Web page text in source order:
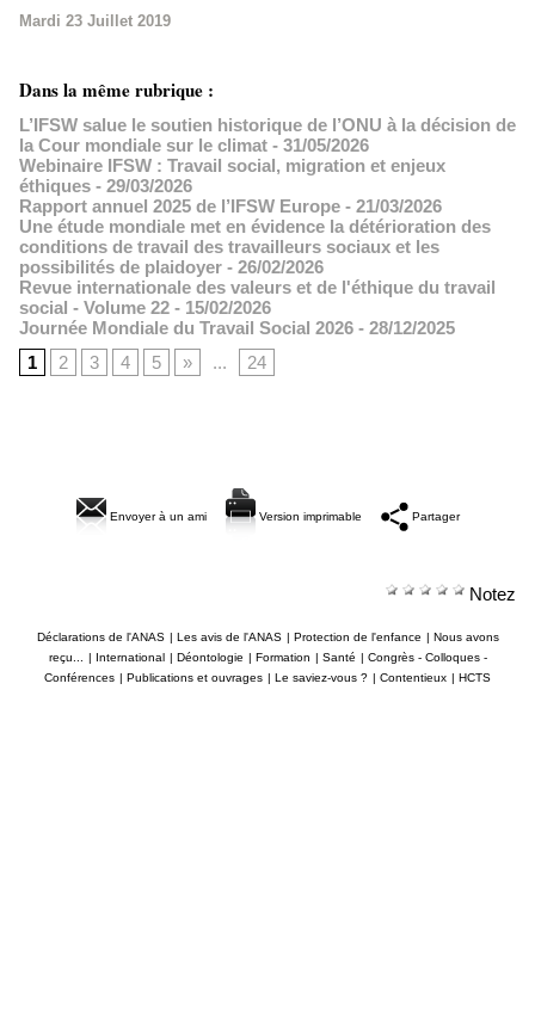
Mardi 23 Juillet 2019
Dans la même rubrique :
L’IFSW salue le soutien historique de l’ONU à la décision de
la Cour mondiale sur le climat - 31/05/2026
Webinaire IFSW : Travail social, migration et enjeux
éthiques - 29/03/2026
Rapport annuel 2025 de l’IFSW Europe - 21/03/2026
Une étude mondiale met en évidence la détérioration des
conditions de travail des travailleurs sociaux et les
possibilités de plaidoyer - 26/02/2026
Revue internationale des valeurs et de l'éthique du travail
social - Volume 22 - 15/02/2026
Journée Mondiale du Travail Social 2026 - 28/12/2025
1
2 3 4 5 » ... 24
Envoyer à un ami Version imprimable Partager
Notez
Déclarations de l'ANAS | Les avis de l'ANAS | Protection de l'enfance | Nous avons
reçu...
| International | Déontologie | Formation | Santé | Congrès - Colloques -
Conférences | Publications et ouvrages | Le saviez-vous ? | Contentieux | HCTS